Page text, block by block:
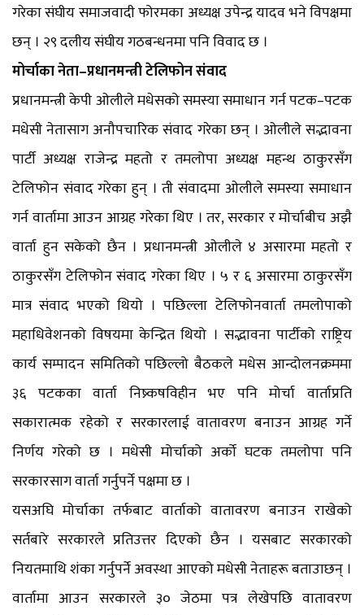
गरेका संघीय समाजवादी फोरमका अध्यक्ष उपेन्द्र यादव भने विपक्षमा
छन् । २९ दलीय संघीय गठबन्धनमा पनि विवाद छ ।
मोर्चाका नेता–प्रधानमन्त्री टेलिफोन संवाद
प्रधानमन्त्री केपी ओलीले मधेसको समस्या समाधान गर्न पटक–पटक
मधेसी नेतासाग अनौपचारिक संवाद गरेका छन् । ओलीले सद्भावना
पार्टी अध्यक्ष राजेन्द्र महतो र तमलोपा अध्यक्ष महन्थ ठाकुरसँग
टेलिफोन संवाद गरेका हुन् । ती संवादमा ओलीले समस्या समाधान
गर्न वार्तामा आउन आग्रह गरेका थिए । तर, सरकार र मोर्चाबीच अझै
वार्ता हुन सकेको छैन । प्रधानमन्त्री ओलीले ४ असारमा महतो र
ठाकुरसँग टेलिफोन संवाद गरेका थिए । ५ र ६ असारमा ठाकुरसँग
मात्र संवाद भएको थियो । पछिल्ला टेलिफोनवार्ता तमलोपाको
महाधिवेशनको विषयमा केन्द्रित थियो । सद्भावना पार्टीको राष्ट्रिय
कार्य सम्पादन समितिको पछिल्लो बैठकले मधेस आन्दोलनक्रममा
३६ पटकका वार्ता निष्र्कषविहीन भए पनि मोर्चा वार्ताप्रति
सकारात्मक रहेको र सरकारलाई वातावरण बनाउन आग्रह गर्ने
निर्णय गरेको छ । मधेसी मोर्चाको अर्को घटक तमलोपा पनि
सरकारसाग वार्ता गर्नुपर्ने पक्षमा छ ।
यसअघि मोर्चाका तर्फबाट वार्ताको वातावरण बनाउन राखेको
सर्तबारे सरकारले प्रतिउत्तर दिएको छैन । यसबाट सरकारको
नियतमाथि शंका गर्नुपर्ने अवस्था आएको मधेसी नेताहरू बताउाछन् ।
वार्तामा आउन सरकारले ३० जेठमा पत्र लेखेपछि वातावरण